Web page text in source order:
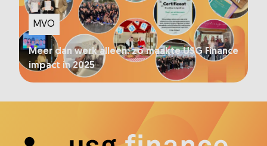
MVO
Meer dan werk alleen: zo maakte USG Finance
impact in 2025